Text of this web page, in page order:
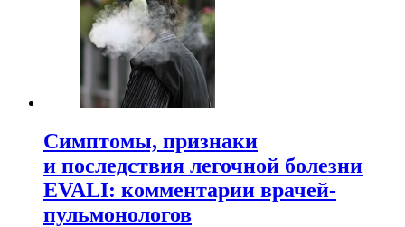
Симптомы, признаки
и последствия легочной болезни
EVALI: комментарии врачей-
пульмонологов